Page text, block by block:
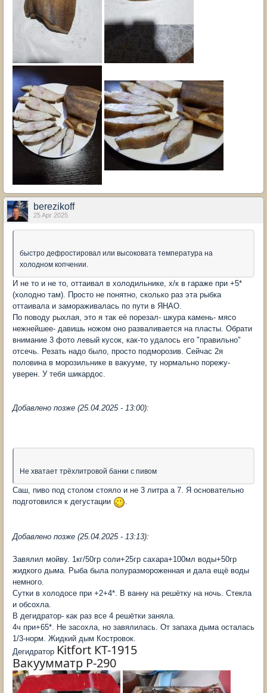
berezikoff
25 Apr 2025
быстро дефростировал или высоковата температура на
холодном копчении.
И не то и не то, оттаивал в холодильнике, х/к в гараже при +5*
(холодно там). Просто не понятно, сколько раз эта рыбка
оттаивала и замораживалась по пути в ЯНАО.
По поводу рыхлая, это я так её порезал- шкура камень- мясо
нежнейшее- давишь ножом оно разваливается на пласты. Обрати
внимание 3 фото левый кусок, как-то удалось его "правильно"
отсечь. Резать надо было, просто подморозив. Сейчас 2я
половина в морозильнике в вакууме, ту нормально порежу-
уверен. У тебя шикардос.
Добавлено позже (25.04.2025 - 13:00):
Не хватает трёхлитровой банки с пивом
Саш, пиво под столом стояло и не 3 литра а 7. Я основательно
подготовился к дегустации
.
Добавлено позже (25.04.2025 - 13:13):
Завялил мойву. 1кг/50гр соли+25гр сахара+100мл воды+50гр
жидкого дыма. Рыба была полуразмороженная и дала ещё воды
немного.
Сутки в холодосе при +2+4*. В ванну на решётку на ночь. Стекла
и обсохла.
В дегидратор- как раз все 4 решётки заняла.
4ч при+65*. Не засохла, но завялилась. От запаха дыма осталась
1/3-норм. Жидкий дым Костровок.
Дегидратор Kitfort КТ-1915
Вакуумматр Р-290